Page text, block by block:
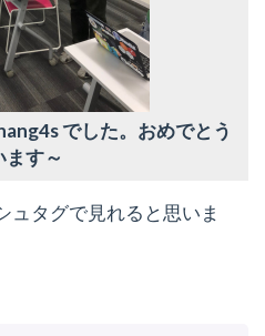
でした。おめでとう
ます～
ュタグで見れると思いま